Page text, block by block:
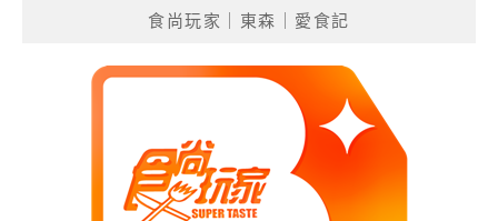
食尚玩家｜東森｜愛食記